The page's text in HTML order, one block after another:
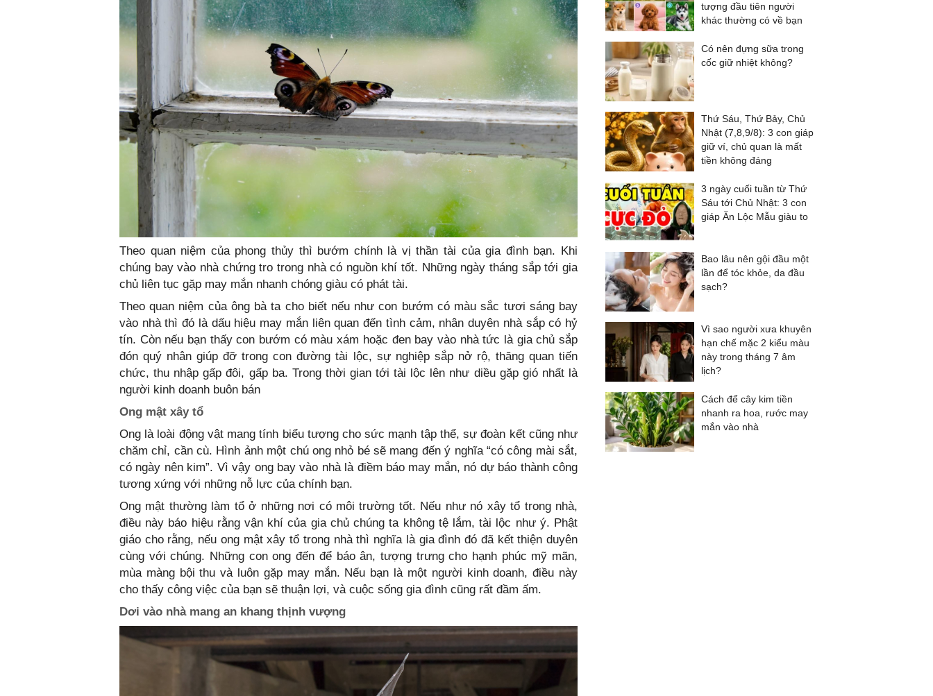
Theo quan niệm của phong thủy thì bướm chính là vị thần tài của gia đình bạn. Khi
chúng bay vào nhà chứng tro trong nhà có nguồn khí tốt. Những ngày tháng sắp tới gia
chủ liên tục gặp may mắn nhanh chóng giàu có phát tài.
Theo quan niệm của ông bà ta cho biết nếu như con bướm có màu sắc tươi sáng bay
vào nhà thì đó là dấu hiệu may mắn liên quan đến tình cảm, nhân duyên nhà sắp có hỷ
tín. Còn nếu bạn thấy con bướm có màu xám hoặc đen bay vào nhà tức là gia chủ sắp
đón quý nhân giúp đỡ trong con đường tài lộc, sự nghiệp sắp nở rộ, thăng quan tiến
chức, thu nhập gấp đôi, gấp ba. Trong thời gian tới tài lộc lên như diều gặp gió nhất là
người kinh doanh buôn bán
Ong mật xây tổ
Ong là loài động vật mang tính biểu tượng cho sức mạnh tập thể, sự đoàn kết cũng như
chăm chỉ, cần cù. Hình ảnh một chú ong nhỏ bé sẽ mang đến ý nghĩa “có công mài sắt,
có ngày nên kim”. Vì vậy ong bay vào nhà là điềm báo may mắn, nó dự báo thành công
tương xứng với những nỗ lực của chính bạn.
Ong mật thường làm tổ ở những nơi có môi trường tốt. Nếu như nó xây tổ trong nhà,
điều này báo hiệu rằng vận khí của gia chủ chúng ta không tệ lắm, tài lộc như ý. Phật
giáo cho rằng, nếu ong mật xây tổ trong nhà thì nghĩa là gia đình đó đã kết thiện duyên
cùng với chúng. Những con ong đến để báo ân, tượng trưng cho hạnh phúc mỹ mãn,
mùa màng bội thu và luôn gặp may mắn. Nếu bạn là một người kinh doanh, điều này
cho thấy công việc của bạn sẽ thuận lợi, và cuộc sống gia đình cũng rất đầm ấm.
Dơi vào nhà mang an khang thịnh vượng
tượng đầu tiên người
khác thường có về bạn
Có nên đựng sữa trong
cốc giữ nhiệt không?
Thứ Sáu, Thứ Bảy, Chủ
Nhật (7,8,9/8): 3 con giáp
giữ ví, chủ quan là mất
tiền không đáng
3 ngày cuối tuần từ Thứ
Sáu tới Chủ Nhật: 3 con
giáp Ăn Lộc Mẫu giàu to
Bao lâu nên gội đầu một
lần để tóc khỏe, da đầu
sạch?
Vì sao người xưa khuyên
hạn chế mặc 2 kiểu màu
này trong tháng 7 âm
lịch?
Cách để cây kim tiền
nhanh ra hoa, rước may
mắn vào nhà